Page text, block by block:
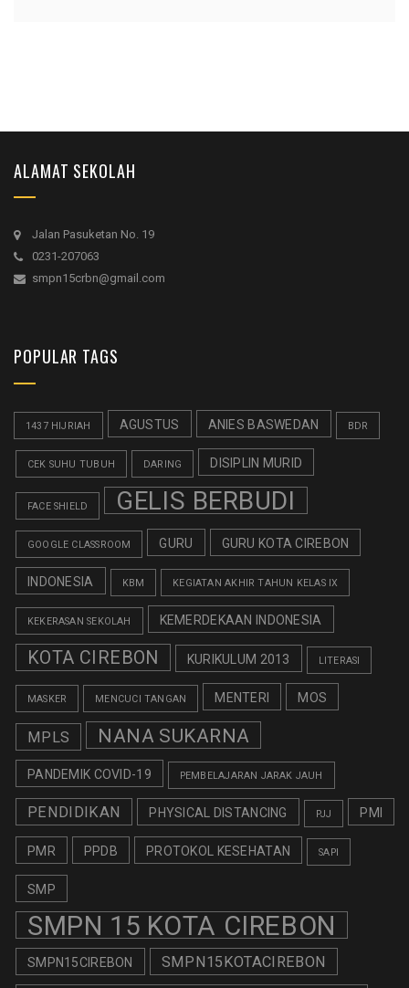
ALAMAT SEKOLAH
Jalan Pasuketan No. 19
0231-207063
smpn15crbn@gmail.com
POPULAR TAGS
1437 HIJRIAH AGUSTUS ANIES BASWEDAN BDR
CEK SUHU TUBUH DARING DISIPLIN MURID
FACE SHIELD GELIS BERBUDI
GOOGLE CLASSROOM GURU GURU KOTA CIREBON
INDONESIA KBM KEGIATAN AKHIR TAHUN KELAS IX
KEKERASAN SEKOLAH KEMERDEKAAN INDONESIA
KOTA CIREBON KURIKULUM 2013 LITERASI
MASKER MENCUCI TANGAN MENTERI MOS
MPLS NANA SUKARNA
PANDEMIK COVID-19 PEMBELAJARAN JARAK JAUH
PENDIDIKAN PHYSICAL DISTANCING PJJ PMI
PMR PPDB PROTOKOL KESEHATAN SAPI
SMP
SMPN 15 KOTA CIREBON
SMPN15CIREBON SMPN15KOTACIREBON